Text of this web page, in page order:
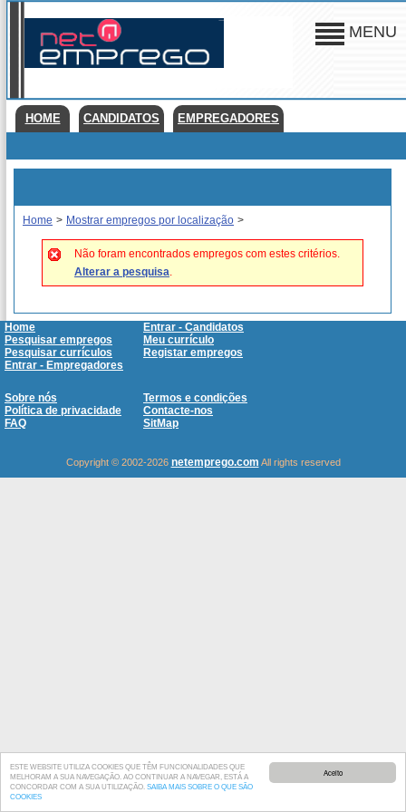
Aceito
ESTE WEBSITE UTILIZA COOKIES QUE TÊM FUNCIONALIDADES QUE
MELHORAM A SUA NAVEGAÇÃO. AO CONTINUAR A NAVEGAR, ESTÁ A
CONCORDAR COM A SUA UTILIZAÇÃO. SAIBA MAIS SOBRE O QUE SÃO
COOKIES
MENU
HOME CANDIDATOS EMPREGADORES
Home > Mostrar empregos por localização >
Não foram encontrados empregos com estes critérios.
Alterar a pesquisa.
Home
Entrar - Candidatos
Pesquisar empregos
Meu currículo
Pesquisar currículos
Registar empregos
Entrar - Empregadores
Sobre nós
Termos e condições
Política de privacidade
Contacte-nos
FAQ
SitMap
Copyright © 2002-2026 netemprego.com All rights reserved